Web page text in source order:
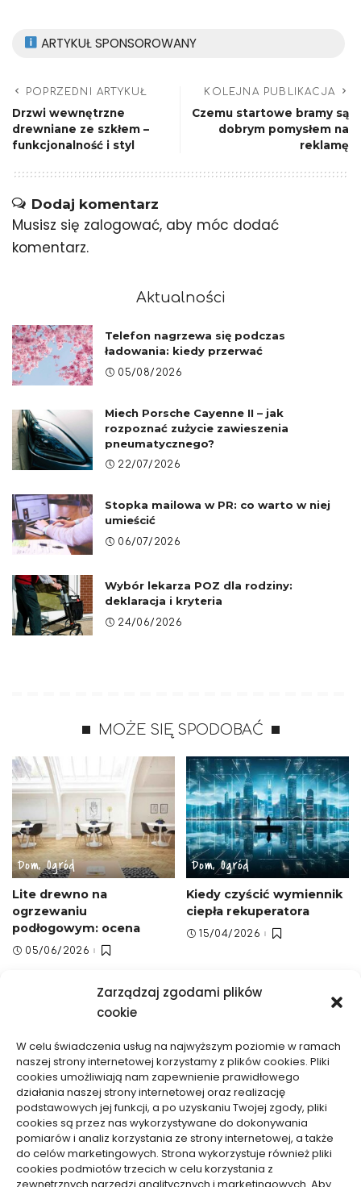
Zarządzaj zgodami plików
cookie
W celu świadczenia usług na najwyższym poziomie w ramach
naszej strony internetowej korzystamy z plików cookies. Pliki
cookies umożliwiają nam zapewnienie prawidłowego
działania naszej strony internetowej oraz realizację
podstawowych jej funkcji, a po uzyskaniu Twojej zgody, pliki
cookies są przez nas wykorzystywane do dokonywania
pomiarów i analiz korzystania ze strony internetowej, a także
do celów marketingowych. Strona wykorzystuje również pliki
cookies podmiotów trzecich w celu korzystania z
ARTYKUŁ SPONSOROWANY
POPRZEDNI ARTYKUŁ
Drzwi wewnętrzne
drewniane ze szkłem –
funkcjonalność i styl
KOLEJNA PUBLIKACJA
Czemu startowe bramy są
dobrym pomysłem na
reklamę
Dodaj komentarz
Musisz się zalogować, aby móc dodać
komentarz.
Aktualności
Telefon nagrzewa się podczas
ładowania: kiedy przerwać
05/08/2026
Miech Porsche Cayenne II – jak
rozpoznać zużycie zawieszenia
pneumatycznego?
22/07/2026
Stopka mailowa w PR: co warto w niej
umieścić
06/07/2026
Wybór lekarza POZ dla rodziny:
deklaracja i kryteria
24/06/2026
MOŻE SIĘ SPODOBAĆ
Dom, Ogród
Lite drewno na
ogrzewaniu
podłogowym: ocena
05/06/2026
Dom, Ogród
Kiedy czyścić wymiennik
ciepła rekuperatora
15/04/2026
Dom, Ogród
Czy mech na ścianie
przyciąga insekty i pleśń
– fakty, badania,
profilaktyka
Dom, Ogród
Jak opróżnić instalację
wodną przyczepy
kempingowej przed zimą
– skuteczne